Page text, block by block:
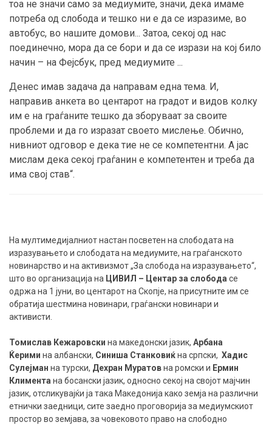
тоа не значи само за медиумите, значи, дека имаме
потреба од слобода и тешко ни е да се изразиме, во
автобус, во нашите домови... Затоа, секој од нас
поединечно, мора да се бори и да се изрази на кој било
начин – на Фејсбук, пред медиумите ...
Денес имав задача да направам една тема. И,
направив анкета во центарот на градот и видов колку
им е на граѓаните тешко да зборуваат за своите
проблеми и да го изразат своето мислење. Обично,
нивниот одговор е дека тие не се компетентни. А јас
мислам дека секој граѓанин е компетентен и треба да
има свој став“.
На мултимедијалниот настан посветен на слободата на
изразувањето и слободата на медиумите, на граѓанското
новинарство и на активизмот„За слобода на изразувањето“,
што во организација на ЦИВИЛ – Центар за слобода се
одржа на 1 јуни, во центарот на Скопје, на присутните им се
обратија шестмина новинари, граѓански новинари и
активисти.
Томислав Кежаровски на македонски јазик, Арбана
Ќерими на албански, Синиша Станковиќна српски, Хадис
Сулејман на турски, Дехран Муратовна ромски и Ермин
Климента на босански јазик, односно секој на својот мајчин
јазик, отсликувајќи ја така Македонија како земја на различни
етнички заедници, сите заедно проговорија за медиумскиот
простор во земјава, за човековото право на слободно